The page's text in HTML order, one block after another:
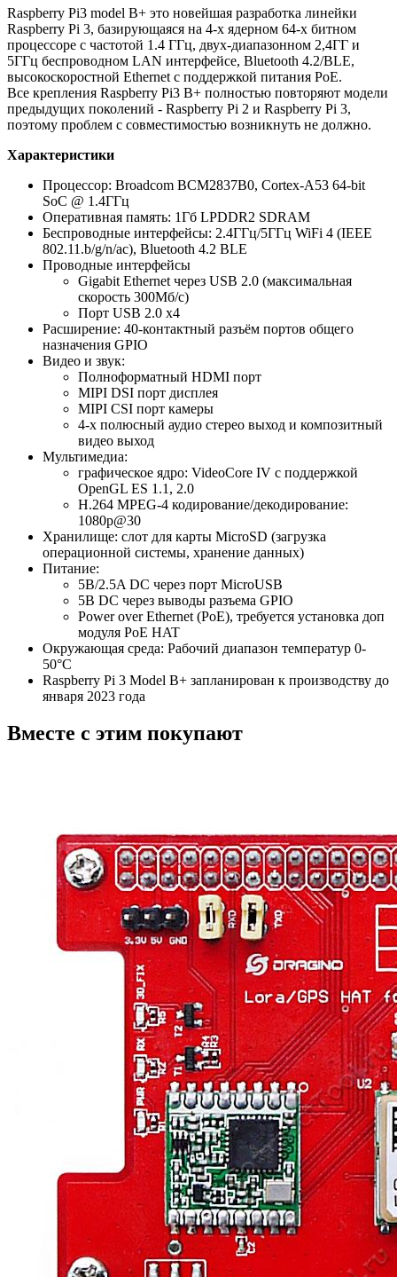
Raspberry Pi3 model B+ это новейшая разработка линейки
Raspberry Pi 3, базирующаяся на 4-х ядерном 64-х битном
процессоре с частотой 1.4 ГГц, двух-диапазонном 2,4ГГ и
5ГГц беспроводном LAN интерфейсе, Bluetooth 4.2/BLE,
высокоскоростной Ethernet с поддержкой питания PoE.
Все крепления Raspberry Pi3 B+ полностью повторяют модели
предыдущих поколений - Raspberry Pi 2 и Raspberry Pi 3,
поэтому проблем с совместимостью возникнуть не должно.
Характеристики
Процессор: Broadcom BCM2837B0, Cortex-A53 64-bit
SoC @ 1.4ГГц
Оперативная память: 1Гб LPDDR2 SDRAM
Беспроводные интерфейсы: 2.4ГГц/5ГГц WiFi 4 (IEEE
802.11.b/g/n/ac), Bluetooth 4.2 BLE
Проводные интерфейсы
Gigabit Ethernet через USB 2.0 (максимальная
скорость 300Мб/с)
Порт USB 2.0 х4
Расширение: 40-контактный разъём портов общего
назначения GPIO
Видео и звук:
Полноформатный HDMI порт
MIPI DSI порт дисплея
MIPI CSI порт камеры
4-х полюсный аудио стерео выход и композитный
видео выход
Мультимедиа:
графическое ядро: VideoCore IV с поддержкой
OpenGL ES 1.1, 2.0
H.264 MPEG-4 кодирование/декодирование:
1080p@30
Хранилище: слот для карты MicroSD (загрузка
операционной системы, хранение данных)
Питание:
5В/2.5A DC через порт MicroUSB
5В DC через выводы разъема GPIO
Power over Ethernet (PoE), требуется установка доп
модуля PoE HAT
Окружающая среда: Рабочий диапазон температур 0-
50°С
Raspberry Pi 3 Model B+ запланирован к производству до
января 2023 года
Вместе с этим покупают